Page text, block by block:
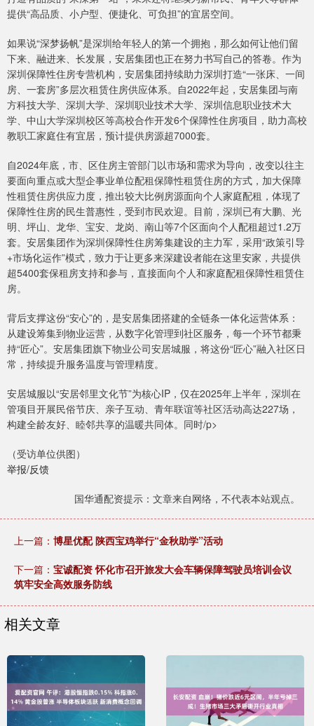
提供“高品质、小户型、便捷化、可负担”的宜居空间。
如果说“深梦扬帆”是深圳给年轻人的第一个拥抱，那么如何让他们留
下来、融进来、长发展，安居集团也正在努力书写自己的答卷。作为
深圳保障性住房专营机构，安居集团持续助力深圳打造“一张床、一间
房、一套房”多层次租赁住房供应体系。自2022年起，安居集团与南
方科技大学、深圳大学、深圳职业技术大学、深圳信息职业技术大
学、中山大学深圳校区等高校合作开发6个保障性住房项目，助力高校
教职工家庭住有宜居，预计提供房源超7000套。
自2024年底，市、区住房主管部门以市场和需求为导向，改变以往主
要面向重点或大型企事业单位配租保障性租赁住房的方式，加大保障
性租赁住房供应力度，推出较大比例房源面向个人家庭配租，体现了
保障性住房的民生普惠性，受到市民欢迎。目前，深圳已有大鹏、光
明、坪山、龙华、宝安、龙岗、南山等7个区面向个人配租超过1.2万
套。安居集团作为深圳保障性住房筹集建设的主力军，采用“政策引导
+市场化运作”模式，致力于让更多来深建设者能在这里安家，共提供
超5400套保租房支持和参与，直接面向个人和家庭配租保障性租赁住
房。
背后支撑这份“安心”的，是安居集团搭建的全链条一体化运营体系：
从建设筹集到物业运营，从数字化管理到社区服务，每一个环节都秉
持“匠心”。安居集团旗下物业公司安居城服，将这份“匠心”融入社区日
常，持续提升服务温度与管理精度。
安居城服以“安居邻里文化节”为核心IP，仅在2025年上半年，深圳在
管项目开展民俗节庆、亲子互动、青年联谊等社区活动高达227场，
构建全龄友好、睦邻共享的温暖共同体。同时/p>
（受访单位供图）
举报/反馈
国华通配资提示：文章来自网络，不代表本站观点。
上一篇： 博星优配 陕西宝鸡举行“金秋助学”活动
下一篇： 宝诚配资 怀化市召开旅发大会车辆保障驾驶员培训会议
筑牢安全高效服务防线
相关文章